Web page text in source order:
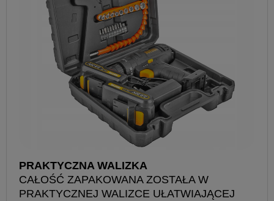
PRAKTYCZNA WALIZKA
CAŁOŚĆ ZAPAKOWANA ZOSTAŁA W
PRAKTYCZNEJ WALIZCE UŁATWIAJĄCEJ